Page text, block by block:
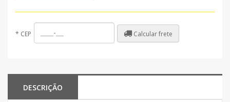
* CEP Calcular frete
DESCRIÇÃO